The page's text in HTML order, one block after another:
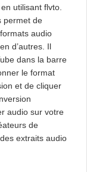
utilisant flvto.
permet de
audio
d’autres. Il
dans la barre
le format
et de cliquer
audio sur votre
de
extraits audio